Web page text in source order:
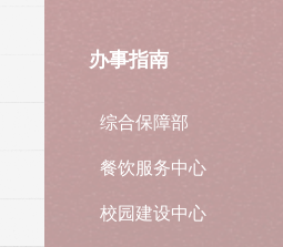
办事指南
综合保障部
餐饮服务中心
校园建设中心